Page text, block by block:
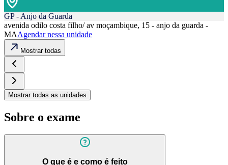
GP - Anjo da Guarda
avenida odilo costa filho/ av moçambique, 15 - anjo da guarda -
MAAgendar nessa unidade
Mostrar todas
Mostrar todas as unidades
Sobre o exame
O que é e como é feito